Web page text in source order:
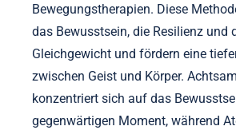
Bewegungstherapien. Diese
das Bewusstsein, die Resilienz und
Gleichgewicht und fördern eine
zwischen Geist und Körper.
konzentriert sich auf das
gegenwärtigen Moment, während